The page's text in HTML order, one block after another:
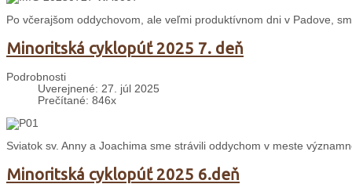
Po včerajšom oddychovom, ale veľmi produktívnom dni v Padove,
Minoritská cyklopúť 2025 7. deň
Podrobnosti
Uverejnené: 27. júl 2025
Prečítané: 846x
Sviatok sv. Anny a Joachima sme strávili oddychom v meste
Minoritská cyklopúť 2025 6.deň